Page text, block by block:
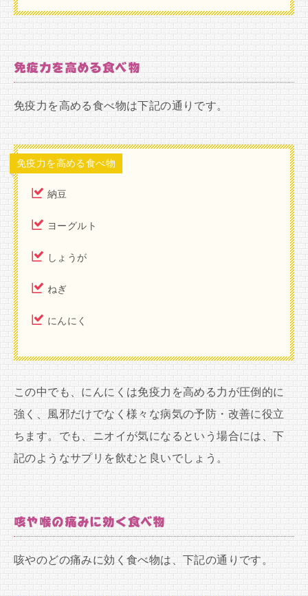
免疫力を高める食べ物
免疫力を高める食べ物は下記の通りです。
免疫力を高める食べ物
納豆
ヨーグルト
しょうが
ねぎ
にんにく
この中でも、にんにくは免疫力を高める力が圧倒的に
強く、風邪だけでなく様々な病気の予防・改善に役立
ちます。でも、ニオイが気になるという場合には、下
記のようなサプリを飲むと良いでしょう。
咳や喉の痛みに効く食べ物
咳やのどの痛みに効く食べ物は、下記の通りです。